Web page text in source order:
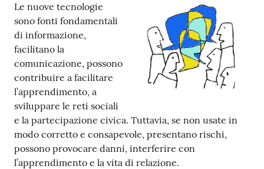
Casa
Piani
Archivio
storico
Decentrate
Le nuove tecnologie
sono fonti fondamentali
di informazione,
facilitano la
comunicazione, possono
contribuire a facilitare
l’apprendimento, a
sviluppare le reti sociali
e la partecipazione civica. Tuttavia, se non usate in
modo corretto e consapevole, presentano rischi,
possono provocare danni, interferire con
l’apprendimento e la vita di relazione.